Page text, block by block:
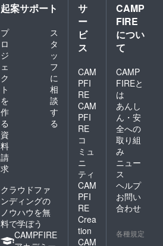
起案サポート
プ
ロ
ジ
ェ
ク
ト
を
作
る
ス
タ
ッ
フ
に
相
談
す
る
資
料
請
求
クラウドファ
ンディングの
ノウハウを無
料で学ぼう
CAMPFIRE
サ
ー
ビ
ス
CAM
PFI
RE
CAM
PFI
RE
コ
ミュ
ニ
ティ
CAM
PFI
RE
Crea
tion
CAM
CAMP
FIRE
につい
て
CAMP
FIREと
は
あんし
ん・安
全への
取り組
み
ニュー
ス
ヘルプ
お問い
合わせ
各種規定